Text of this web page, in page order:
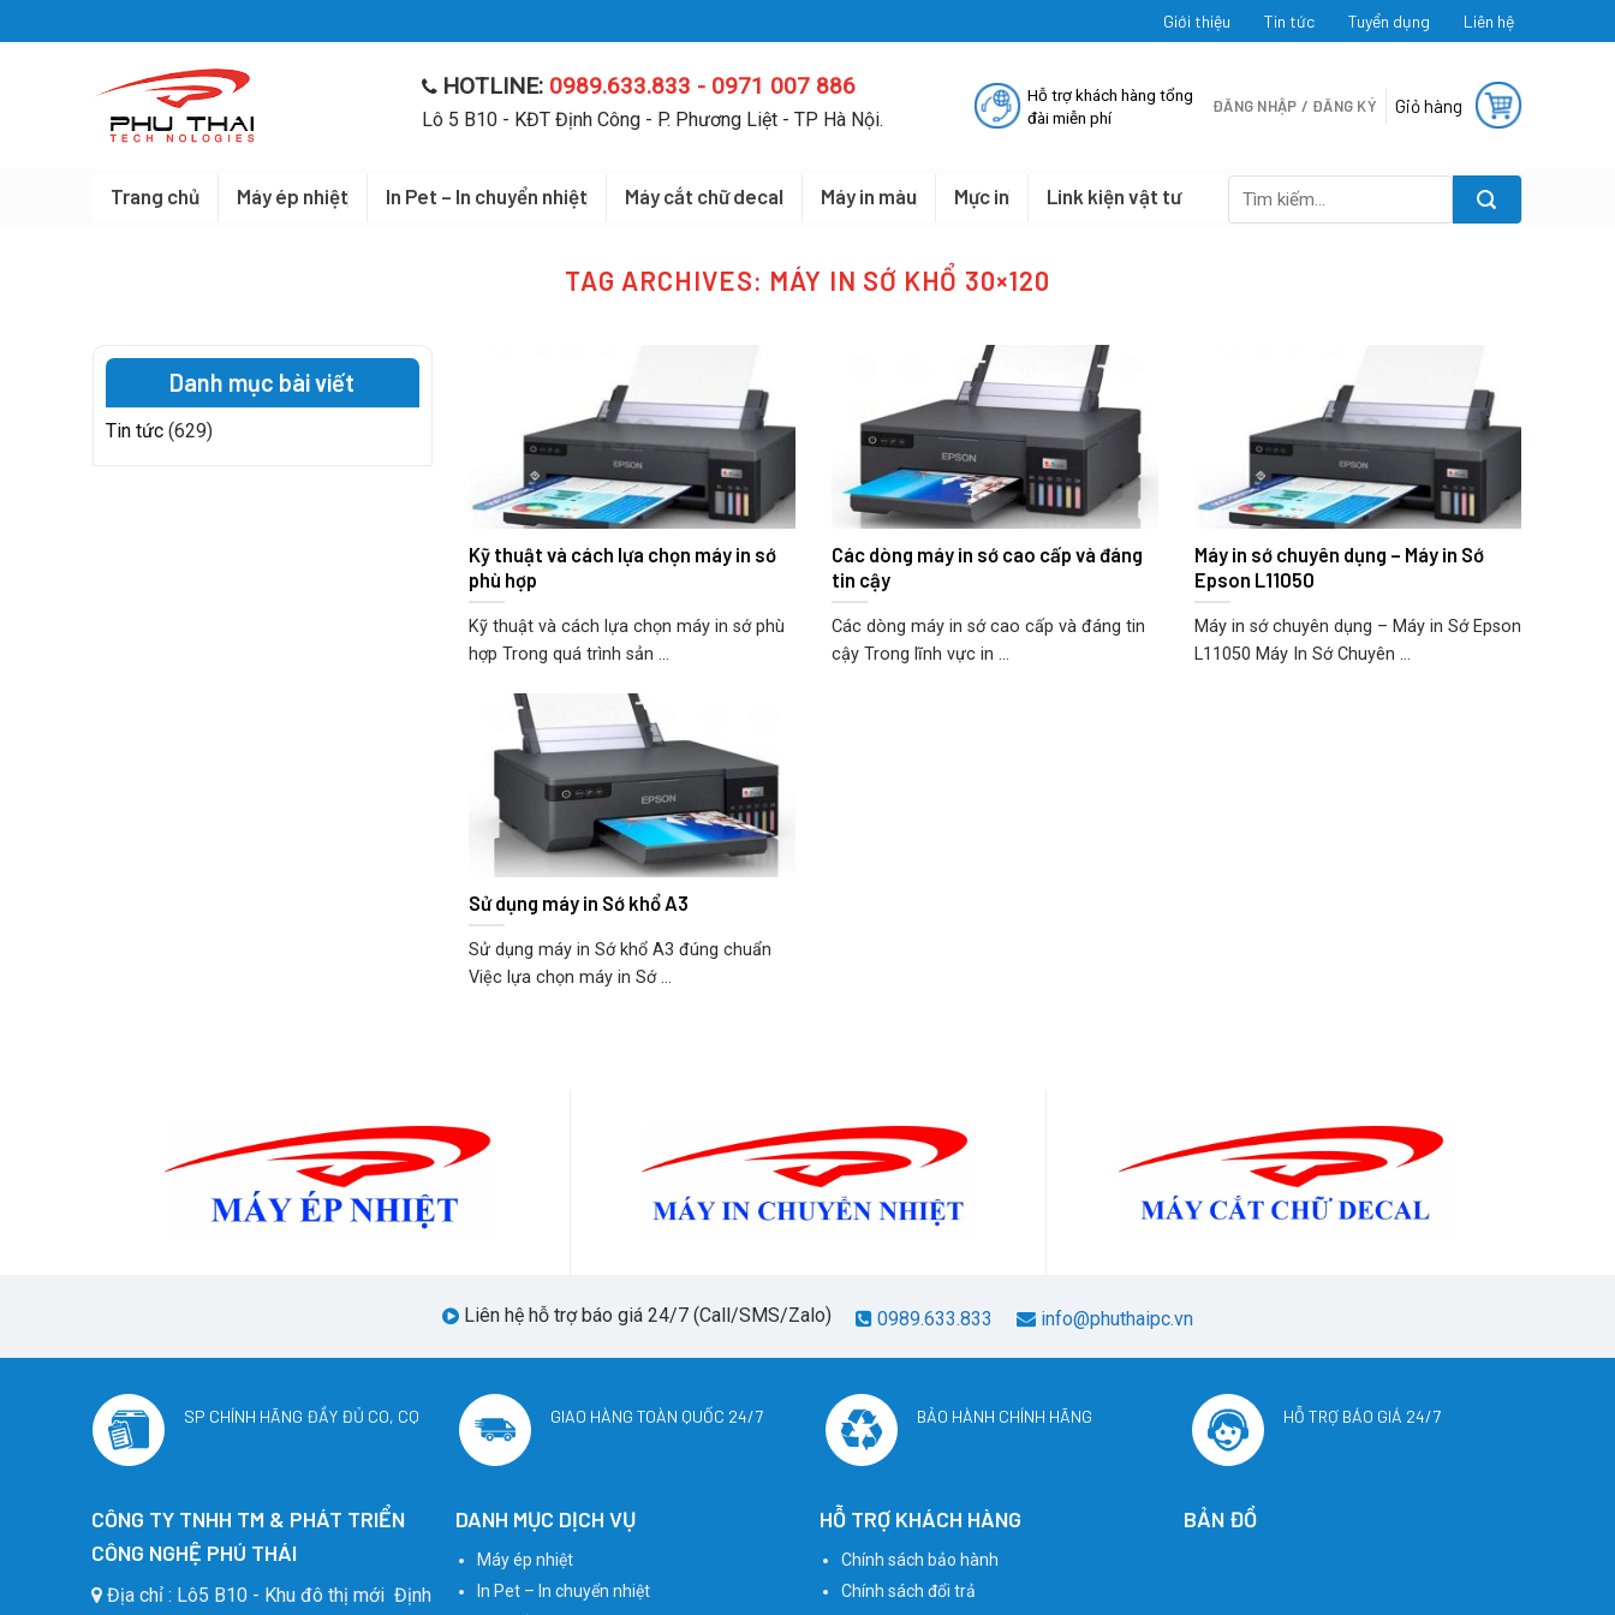
to
Giới thiệu Tin tức Tuyển dụng Liên hệ
HOTLINE: 0989.633.833 - 0971 007 886
Lô 5 B10 - KĐT Định Công - P. Phương Liệt - TP Hà Nội.
Hỗ trợ khách hàng tổng
đài miễn phí
ĐĂNG NHẬP / ĐĂNG KÝ Giỏ hàng
Trang chủ Máy ép nhiệt In Pet – In chuyển nhiệt Máy cắt chữ decal Máy in màu Mực in Link kiện vật tư Tìm
TAG ARCHIVES: MÁY IN SỚ KHỔ 30×120
Danh mục bài viết
Tin tức (629)
Kỹ thuật và cách lựa chọn máy in sớ
phù hợp
Kỹ thuật và cách lựa chọn máy in sớ phù
hợp Trong quá trình sản ...
Các dòng máy in sớ cao cấp và đáng
tin cậy
Các dòng máy in sớ cao cấp và đáng tin
cậy Trong lĩnh vực in ...
Máy in sớ chuyên dụng – Máy in Sớ
Epson L11050
Máy in sớ chuyên dụng – Máy in Sớ Epson
L11050 Máy In Sớ Chuyên ...
Sử dụng máy in Sớ khổ A3
Sử dụng máy in Sớ khổ A3 đúng chuẩn
Việc lựa chọn máy in Sớ ...
Liên hệ hỗ trợ báo giá 24/7 (Call/SMS/Zalo) 0989.633.833 info@phuthaipc.vn
SP CHÍNH HÃNG ĐẦY ĐỦ CO, CQ GIAO HÀNG TOÀN QUỐC 24/7 BẢO HÀNH CHÍNH HÃNG HỖ TRỢ BÁO GIÁ 24/7
CÔNG TY TNHH TM & PHÁT TRIỂN
CÔNG NGHỆ PHÚ THÁI
Địa chỉ : Lô5 B10 - Khu đô thị mới Định
DANH MỤC DỊCH VỤ
Máy ép nhiệt
In Pet – In chuyển nhiệt
HỖ TRỢ KHÁCH HÀNG
Chính sách bảo hành
Chính sách đổi trả
BẢN ĐỒ